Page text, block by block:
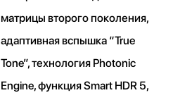
матрицы второго поколения,
адаптивная вспышка “True
Tone”, технология Photonic
Engine, функция Smart HDR 5,